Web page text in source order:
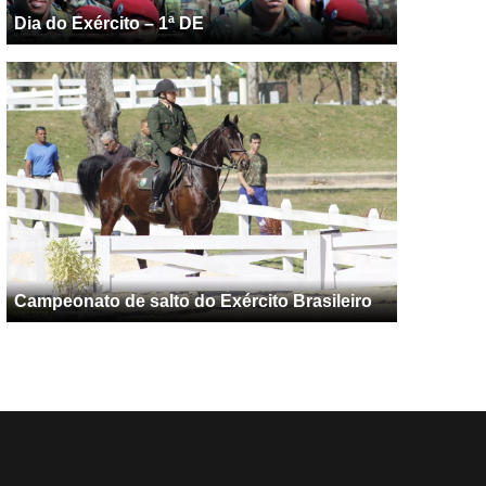
Dia do Exército – 1ª DE
Campeonato de salto do Exército Brasileiro